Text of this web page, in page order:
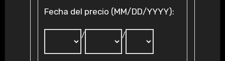
Fecha del precio (MM/DD/YYYY):
/ /